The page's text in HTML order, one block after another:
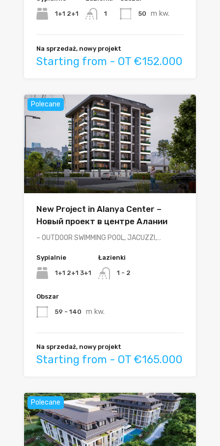
1+1 2+1 1 50 m kw.
Na sprzedaż, nowy projekt
Starting from - OT €152.000
Polecane
New Project in Alanya Center –
Новый проект в центре Алании
– OUTDOOR SWIMMING POOL, JACUZZI,…
Sypialnie
1+1 2+1 3+1
Łazienki
1 - 2
Obszar
59 - 140 m kw.
Na sprzedaż, nowy projekt
Starting from - OT €165.000
Polecane